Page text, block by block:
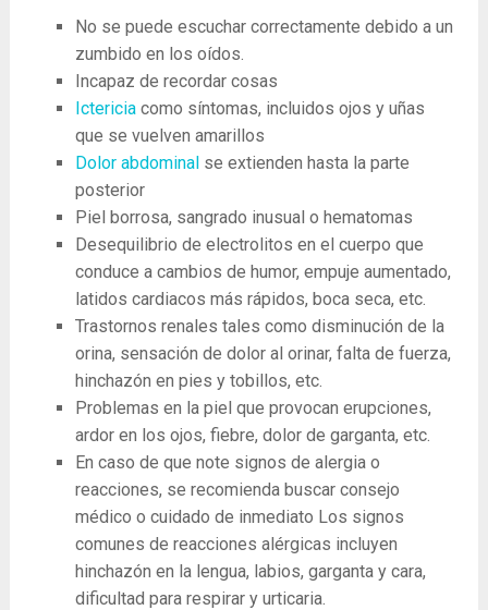
No se puede escuchar correctamente debido a un
zumbido en los oídos.
Incapaz de recordar cosas
Ictericia como síntomas, incluidos ojos y uñas
que se vuelven amarillos
Dolor abdominal se extienden hasta la parte
posterior
Piel borrosa, sangrado inusual o hematomas
Desequilibrio de electrolitos en el cuerpo que
conduce a cambios de humor, empuje aumentado,
latidos cardiacos más rápidos, boca seca, etc.
Trastornos renales tales como disminución de la
orina, sensación de dolor al orinar, falta de fuerza,
hinchazón en pies y tobillos, etc.
Problemas en la piel que provocan erupciones,
ardor en los ojos, fiebre, dolor de garganta, etc.
En caso de que note signos de alergia o
reacciones, se recomienda buscar consejo
médico o cuidado de inmediato Los signos
comunes de reacciones alérgicas incluyen
hinchazón en la lengua, labios, garganta y cara,
dificultad para respirar y urticaria.